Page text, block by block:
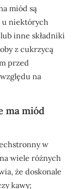
miód są
u niektórych
inne składniki
z cukrzycą
przed
na
ma miód
w
wiele różnych
że doskonale
kawy;